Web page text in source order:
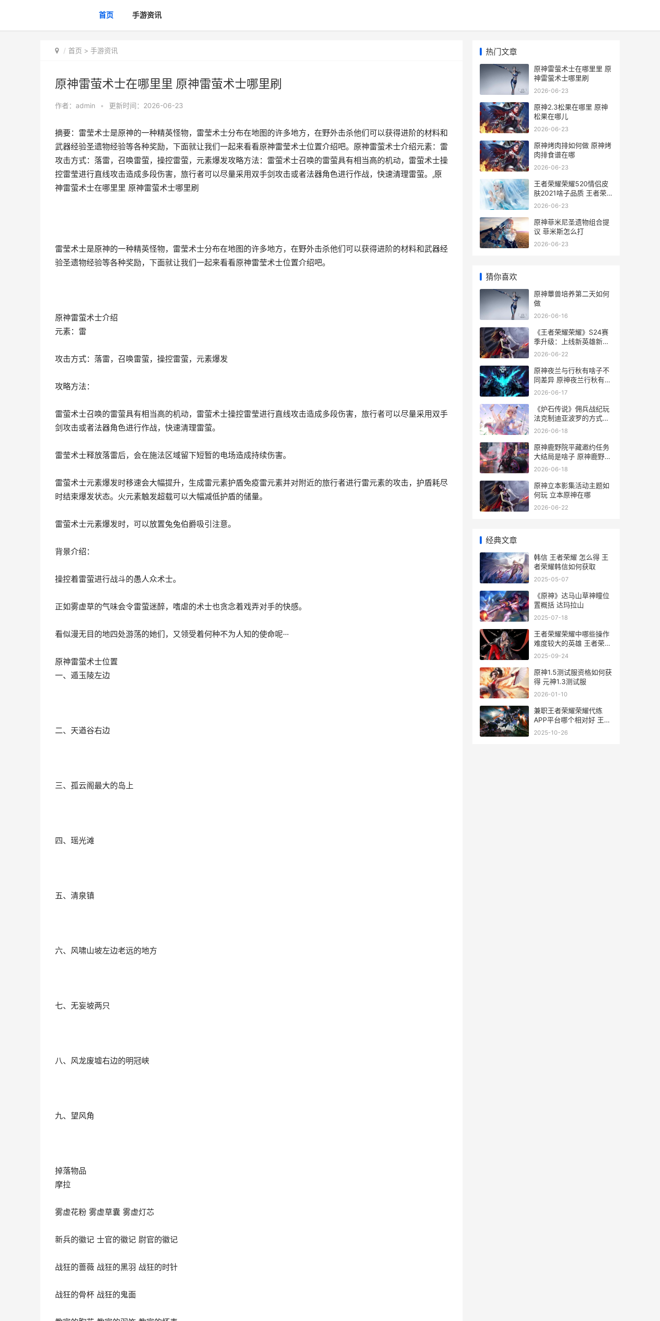
首页 手游资讯
首页 > 手游资讯
原神雷萤术士在哪里里 原神雷萤术士哪里刷
作者： admin • 更新时间：2026-06-23
摘要：雷莹术士是原神的一种精英怪物，雷莹术士分布在地图的许多地方，在野外击杀他们可以获得进阶的材料和
武器经验圣遗物经验等各种奖励，下面就让我们一起来看看原神雷莹术士位置介绍吧。原神雷萤术士介绍元素：雷
攻击方式：落雷，召唤雷萤，操控雷萤，元素爆发攻略方法：雷萤术士召唤的雷萤具有相当高的机动，雷萤术士操
控雷莹进行直线攻击造成多段伤害，旅行者可以尽量采用双手剑攻击或者法器角色进行作战，快速清理雷萤。,原
神雷萤术士在哪里里 原神雷萤术士哪里刷
雷莹术士是原神的一种精英怪物，雷莹术士分布在地图的许多地方，在野外击杀他们可以获得进阶的材料和武器经
验圣遗物经验等各种奖励，下面就让我们一起来看看原神雷莹术士位置介绍吧。
原神雷萤术士介绍
元素：雷
攻击方式：落雷，召唤雷萤，操控雷萤，元素爆发
攻略方法：
雷萤术士召唤的雷萤具有相当高的机动，雷萤术士操控雷莹进行直线攻击造成多段伤害，旅行者可以尽量采用双手
剑攻击或者法器角色进行作战，快速清理雷萤。
雷莹术士释放落雷后，会在施法区域留下短暂的电场造成持续伤害。
雷萤术士元素爆发时移速会大幅提升，生成雷元素护盾免疫雷元素并对附近的旅行者进行雷元素的攻击，护盾耗尽
时结束爆发状态。火元素触发超载可以大幅减低护盾的储量。
雷萤术士元素爆发时，可以放置兔兔伯爵吸引注意。
背景介绍：
操控着雷萤进行战斗的愚人众术士。
正如雾虚草的气味会令雷萤迷醉，嗜虐的术士也贪念着戏弄对手的快感。
看似漫无目的地四处游荡的她们，又领受着何种不为人知的使命呢···
原神雷萤术士位置
一、遁玉陵左边
二、天遒谷右边
三、孤云阁最大的岛上
四、瑶光滩
五、清泉镇
六、风啸山坡左边老远的地方
七、无妄坡两只
八、风龙废墟右边的明冠峡
九、望风角
掉落物品
摩拉
雾虚花粉 雾虚草囊 雾虚灯芯
新兵的徽记 士官的徽记 尉官的徽记
战狂的蔷薇 战狂的黑羽 战狂的时针
战狂的骨杯 战狂的鬼面
热门文章
原神雷萤术士在哪里里 原
神雷萤术士哪里刷
2026-06-23
原神2.3松果在哪里 原神
松果在哪儿
2026-06-23
原神烤肉排如何做 原神烤
肉排食谱在哪
2026-06-23
王者荣耀荣耀520情侣皮
肤2021啥子品质 王者荣
耀荣耀称号
2026-06-23
原神菲米尼圣遗物组合提
议 菲米斯怎么打
2026-06-23
猜你喜欢
原神蕈兽培养第二天如何
做
2026-06-16
《王者荣耀荣耀》S24赛
季升级：上线新英雄新皮
肤 王者荣耀荣耀之章命运
2026-06-22
原神夜兰与行秋有啥子不
同差异 原神夜兰行秋有什
么区别
2026-06-17
《炉石传说》佣兵战纪玩
法克制迪亚波罗的方式同
享 炉石传说佣兵战纪pve
2026-06-18
原神鹿野院平藏邀约任务
大结局是啥子 原神鹿野院
平藏图片
2026-06-18
原神立本影集活动主题如
何玩 立本原神在哪
2026-06-22
经典文章
韩信 王者荣耀 怎么得 王
者荣耀韩信如何获取
2025-05-07
《原神》达马山草神瞳位
置概括 达玛拉山
2025-07-18
王者荣耀荣耀中哪些操作
难度较大的英雄 王者荣耀
荣耀中国节联动宣传图官
2025-09-24
原神1.5测试服资格如何获
得 元神1.3测试服
2026-01-10
兼职王者荣耀荣耀代练
APP平台哪个相对好 王者
有什么兼职可以做
2025-10-26